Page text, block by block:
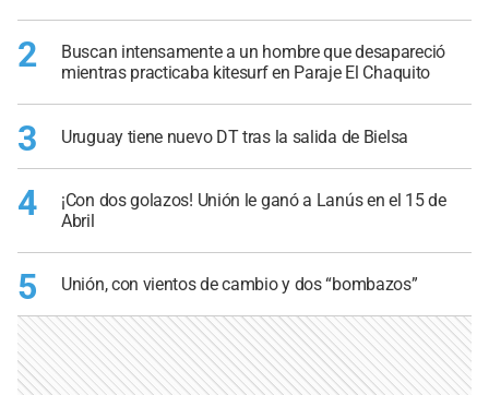
2
Buscan intensamente a un hombre que desapareció
mientras practicaba kitesurf en Paraje El Chaquito
3 Uruguay tiene nuevo DT tras la salida de Bielsa
4
¡Con dos golazos! Unión le ganó a Lanús en el 15 de
Abril
5 Unión, con vientos de cambio y dos “bombazos”